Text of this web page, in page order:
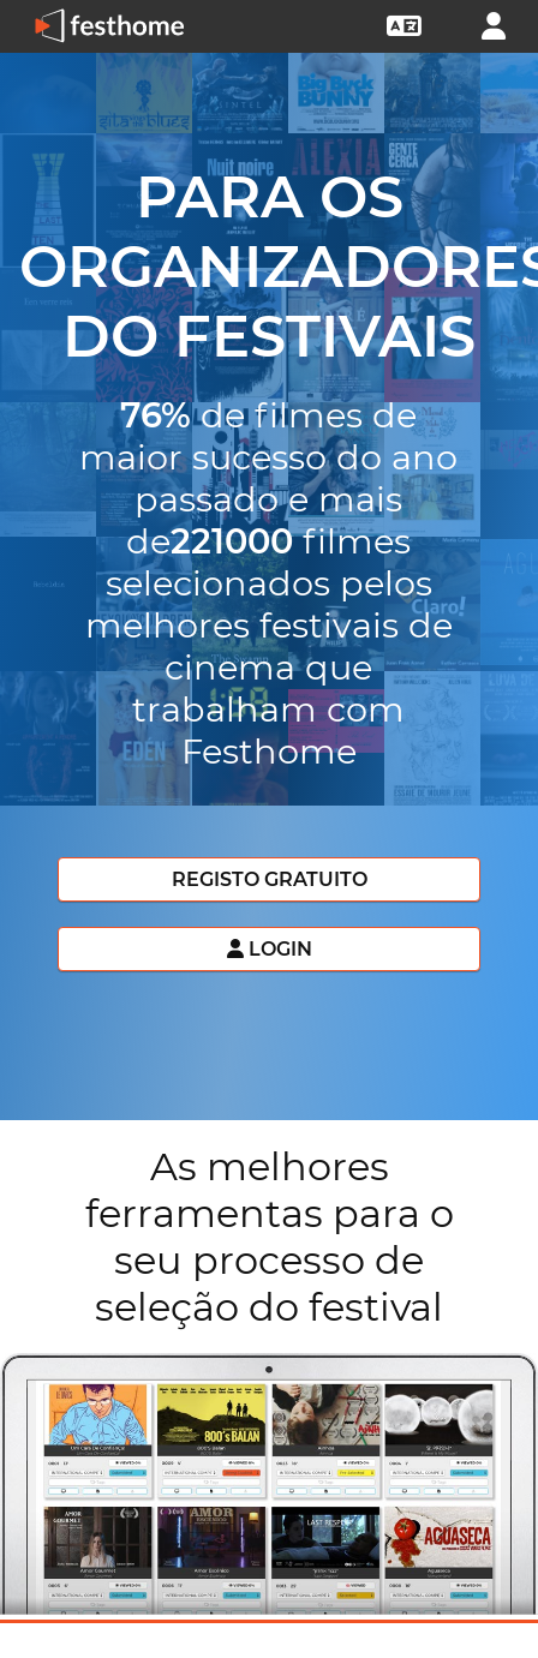
PARA OS
DO FESTIVAIS
76%de filmes de
maior sucesso do ano
passado e mais
de221000filmes
selecionados pelos
melhores festivais de
cinema que
trabalham com
Festhome
REGISTO GRATUITO
LOGIN
As melhores
ferramentas para o
seu processo de
seleção do festival